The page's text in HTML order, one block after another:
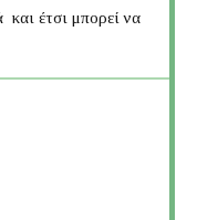
και έτσι μπορεί να